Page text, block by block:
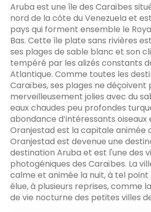
Aruba est une île des Caraïbes
nord de la côte du Venezuela et
pays qui forment ensemble le
Bas. Cette île plate sans rivières
ses plages de sable blanc et son
tempéré par les alizés constants
Atlantique. Comme toutes les
Caraïbes, ses plages ne déçoivent
merveilleusement jolies avec du
eaux chaudes peu profondes
abondance d’intéressants oiseaux
Oranjestad est la capitale animée
Oranjestad est devenue une
destination Aruba et est l'une des
photogéniques des Caraïbes. La
calme et animée la nuit, à tel point
élue, à plusieurs reprises, comme
de vie nocturne des petites villes